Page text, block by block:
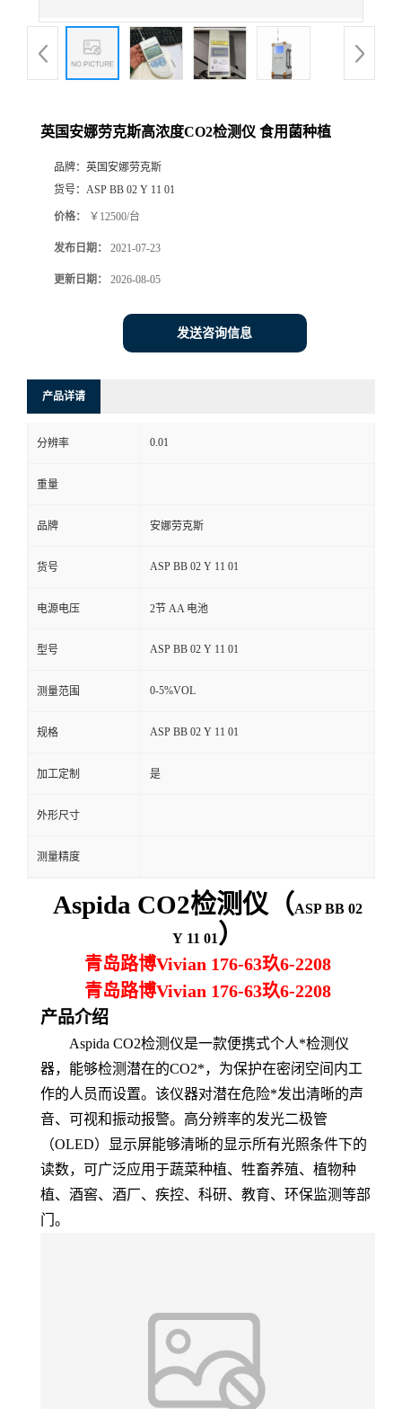
品
厅
系
言
英国安娜劳克斯高浓度CO2检测仪 食用菌种植
品牌： 英国安娜劳克斯
货号： ASP BB 02 Y 11 01
价格： ￥12500/台
发布日期： 2021-07-23
更新日期： 2026-08-05
发送咨询信息
产品详请
分辨率 0.01
重量
品牌 安娜劳克斯
货号 ASP BB 02 Y 11 01
电源电压 2节 AA 电池
型号 ASP BB 02 Y 11 01
测量范围 0-5%VOL
规格 ASP BB 02 Y 11 01
加工定制 是
外形尺寸
测量精度
Aspida CO2检测仪 （ASP BB 02
Y 11 01 ）
青岛路博Vivian 176-63玖6-2208
青岛路博Vivian 176-63玖6-2208
产品介绍
Aspida CO2检测仪是一款便携式个人*检测仪
器，能够检测潜在的CO2*，为保护在密闭空间内工
作的人员而设置。该仪器对潜在危险*发出清晰的声
音、可视和振动报警。高分辨率的发光二极管
（OLED）显示屏能够清晰的显示所有光照条件下的
读数，可广泛应用于蔬菜种植、牲畜养殖、植物种
植、酒窖、酒厂、疾控、科研、教育、环保监测等部
门。